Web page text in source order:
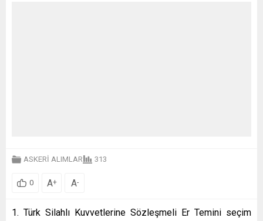
ASKERİ ALIMLAR 313
0 A+ A-
1. Türk Silahlı Kuvvetlerine Sözleşmeli Er Temini seçim